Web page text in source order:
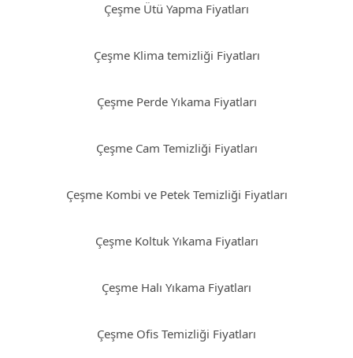
Çeşme Ütü Yapma Fiyatları
Çeşme Klima temizliği Fiyatları
Çeşme Perde Yıkama Fiyatları
Çeşme Cam Temizliği Fiyatları
Çeşme Kombi ve Petek Temizliği Fiyatları
Çeşme Koltuk Yıkama Fiyatları
Çeşme Halı Yıkama Fiyatları
Çeşme Ofis Temizliği Fiyatları